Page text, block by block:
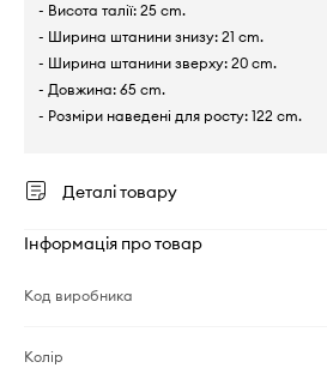
- Висота талії: 25 cm.
- Ширина штанини знизу: 21 cm.
- Ширина штанини зверху: 20 cm.
- Довжина: 65 cm.
- Розміри наведені для росту: 122 cm.
Деталі товару
Інформація про товар
Код виробника
Колір